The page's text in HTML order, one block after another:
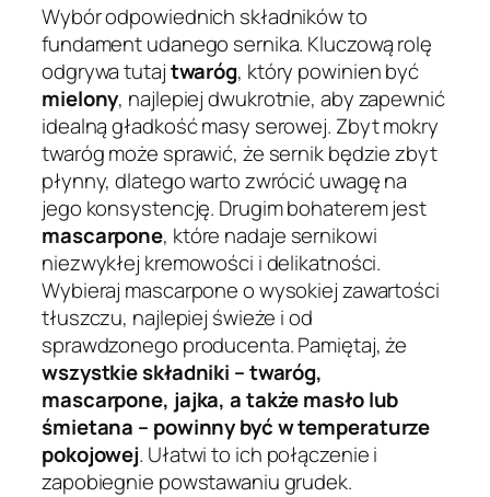
Wybór odpowiednich składników to
fundament udanego sernika. Kluczową rolę
odgrywa tutajtwaróg, który powinien być
mielony, najlepiej dwukrotnie, aby zapewnić
idealną gładkość masy serowej. Zbyt mokry
twaróg może sprawić, że sernik będzie zbyt
płynny, dlatego warto zwrócić uwagę na
jego konsystencję. Drugim bohaterem jest
mascarpone, które nadaje sernikowi
niezwykłej kremowości i delikatności.
Wybieraj mascarpone o wysokiej zawartości
tłuszczu, najlepiej świeże i od
sprawdzonego producenta. Pamiętaj, że
wszystkie składniki – twaróg,
mascarpone, jajka, a także masło lub
śmietana – powinny być w temperaturze
pokojowej. Ułatwi to ich połączenie i
zapobiegnie powstawaniu grudek.